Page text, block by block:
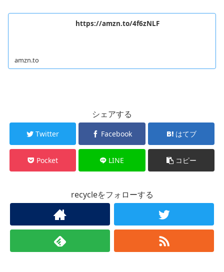
https://amzn.to/4f6zNLF
amzn.to
シェアする
Twitter Facebook はてブ
Pocket LINE コピー
recycleをフォローする